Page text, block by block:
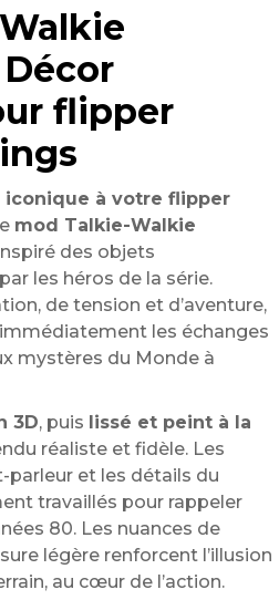
flipper
à votre flipper
mod Talkie-Walkie
des objets
les héros de la série.
de tension et d’aventure,
les échanges
mystères du Monde à
3D, puis lissé et peint à la
réaliste et fidèle. Les
parleur et les détails du
travaillés pour rappeler
80. Les nuances de
légère renforcent l’illusion
au cœur de l’action.